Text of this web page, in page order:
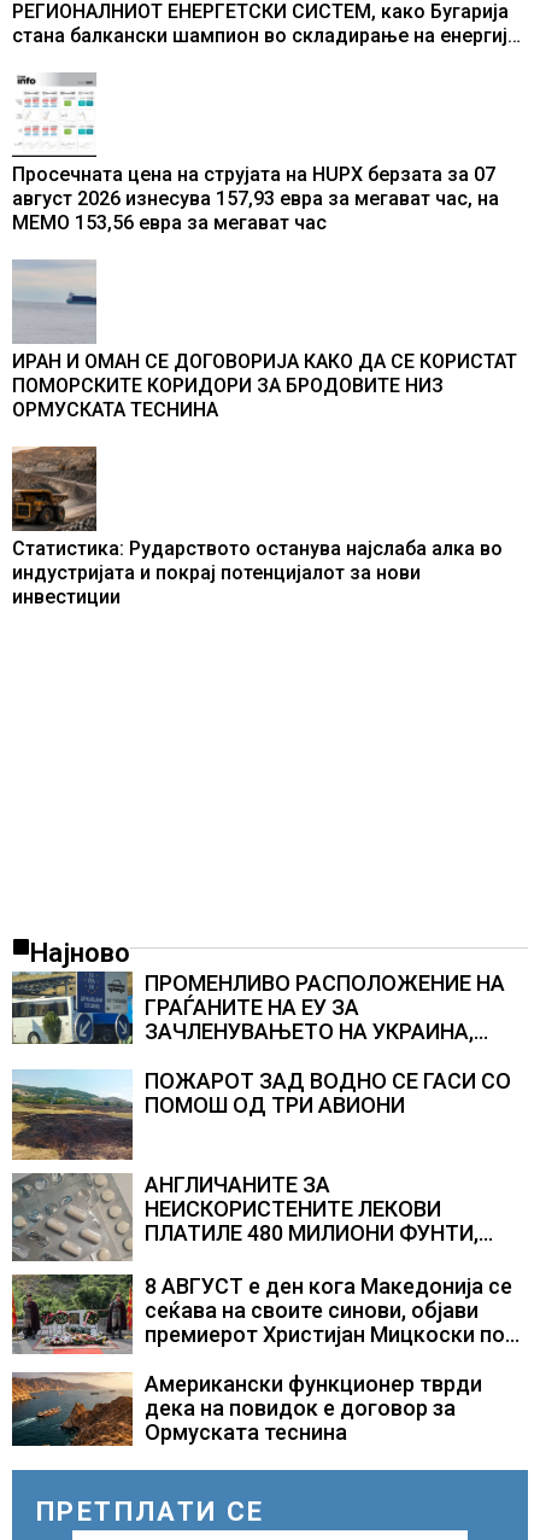
РЕГИОНАЛНИОТ ЕНЕРГЕТСКИ СИСТЕМ, како Бугарија
стана балкански шампион во складирање на енергија
Просечната цена на струјата на HUPX берзата за 07
август 2026 изнесува 157,93 евра за мегават час, на
МЕМО 153,56 евра за мегават час
ИРАН И ОМАН СЕ ДОГОВОРИЈА КАКО ДА СЕ КОРИСТАТ
ПОМОРСКИТЕ КОРИДОРИ ЗА БРОДОВИТЕ НИЗ
ОРМУСКАТА ТЕСНИНА
Статистика: Рударството останува најслаба алка во
индустријата и покрај потенцијалот за нови
инвестиции
Најново
ПРОМЕНЛИВО РАСПОЛОЖЕНИЕ НА
ГРАЃАНИТЕ НА ЕУ ЗА
ЗАЧЛЕНУВАЊЕТО НА УКРАИНА,
Полска, Франција и Германија
ПОЖАРОТ ЗАД ВОДНО СЕ ГАСИ СО
ПОМОШ ОД ТРИ АВИОНИ
АНГЛИЧАНИТЕ ЗА
НЕИСКОРИСТЕНИТЕ ЛЕКОВИ
ПЛАТИЛЕ 480 МИЛИОНИ ФУНТИ,
само лекови што навистина им се
потребни
8 АВГУСТ е ден кога Македонија се
сеќава на своите синови, објави
премиерот Христијан Мицкоски по
загинувањето на десетмината
прилепски бранители
Американски функционер тврди
дека на повидок е договор за
Ормуската теснина
ПРЕТПЛАТИ СЕ